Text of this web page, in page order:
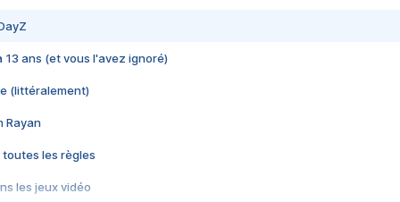
13 ans (et vous l'avez ignoré)
(littéralement)
Rayan
toutes les règles
les jeux vidéo